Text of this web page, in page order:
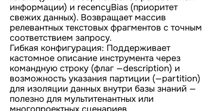
информации) и recencyBias (приоритет
свежих данных). Возвращает массив
релевантных текстовых фрагментов с точным
соответствием запросу.
Гибкая конфигурация: Поддерживает
кастомное описание инструмента через
командную строку (флаг —description) и
возможность указания партиции (—partition)
для изоляции данных внутри базы знаний —
полезно для мультитенантных или